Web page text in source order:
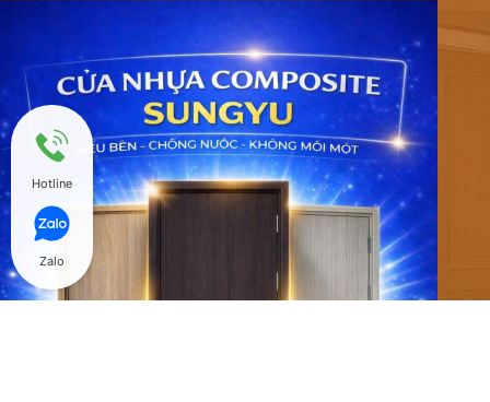
Hotline
Zalo